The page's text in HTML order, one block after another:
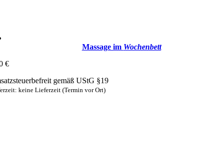
Massage im Wochenbett
€
gemäß UStG §19
keine Lieferzeit (Termin vor Ort)